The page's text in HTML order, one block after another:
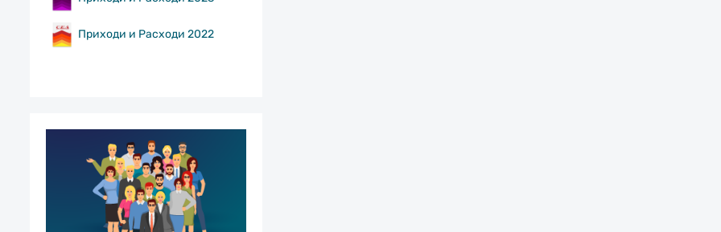
Приходи и Расходи 2022